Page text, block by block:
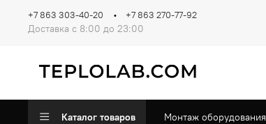
Доставка с 8:00 до 23:00
+7 863 303-40-20 +7 863 270-77-92
Каталог товаров Монтаж оборудования